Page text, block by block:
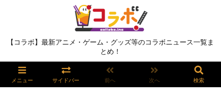
【コラボ】最新アニメ・ゲーム・グッズ等のコラボニュース一覧ま
とめ！
メニュー サイドバー 前へ 次へ 検索